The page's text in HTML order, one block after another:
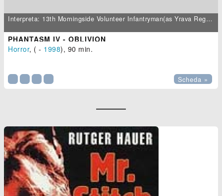
Interpreta: 13th Morningside Volunteer Infantryman(as Yrava Regor)
PHANTASM IV - OBLIVION
Horror, ( - 1998), 90 min.
Scheda »